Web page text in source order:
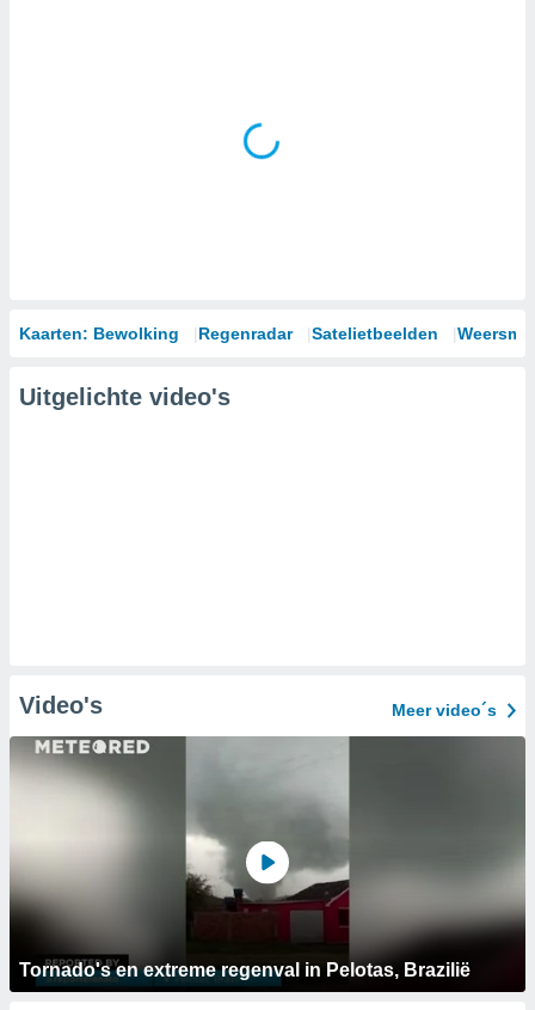
Kaarten: Bewolking Regenradar Satelietbeelden
Uitgelichte video's
Video's Meer video´s
Tornado's en extreme regenval in Pelotas, Brazilië